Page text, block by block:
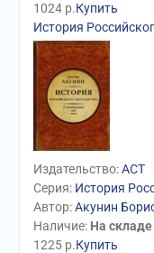
1024р.Купить
История
Издательство:АСТ
Серия: История
Автор:Акунин
Наличие: На складе
1225р.Купить